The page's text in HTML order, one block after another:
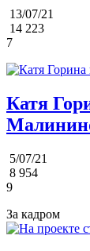
13/07/21
14 223
7
Катя
5/07/21
8 954
9
За кадром